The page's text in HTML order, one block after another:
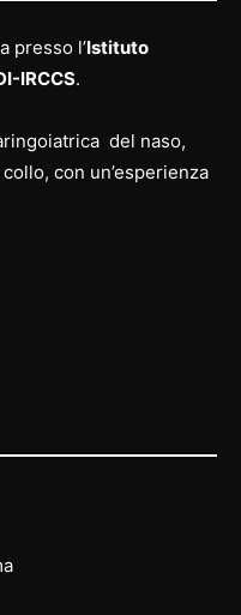
presso l’Istituto
IRCCS.
del naso,
con un’esperienza